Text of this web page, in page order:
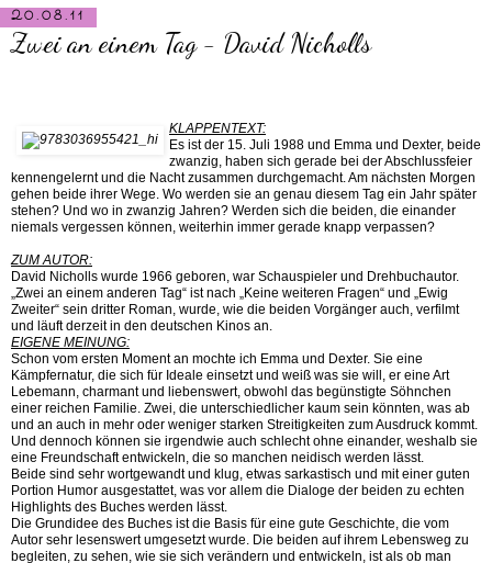
20.08.11
Zwei an einem Tag - David Nicholls
KLAPPENTEXT:
Es ist der 15. Juli 1988 und Emma und Dexter, beide
zwanzig, haben sich gerade bei der Abschlussfeier
kennengelernt und die Nacht zusammen durchgemacht. Am nächsten Morgen
gehen beide ihrer Wege. Wo werden sie an genau diesem Tag ein Jahr später
stehen? Und wo in zwanzig Jahren? Werden sich die beiden, die einander
niemals vergessen können, weiterhin immer gerade knapp verpassen?
ZUM AUTOR:
David Nicholls wurde 1966 geboren, war Schauspieler und Drehbuchautor.
„Zwei an einem anderen Tag“ ist nach „Keine weiteren Fragen“ und „Ewig
Zweiter“ sein dritter Roman, wurde, wie die beiden Vorgänger auch, verfilmt
und läuft derzeit in den deutschen Kinos an.
EIGENE MEINUNG:
Schon vom ersten Moment an mochte ich Emma und Dexter. Sie eine
Kämpfernatur, die sich für Ideale einsetzt und weiß was sie will, er eine Art
Lebemann, charmant und liebenswert, obwohl das begünstigte Söhnchen
einer reichen Familie. Zwei, die unterschiedlicher kaum sein könnten, was ab
und an auch in mehr oder weniger starken Streitigkeiten zum Ausdruck kommt.
Und dennoch können sie irgendwie auch schlecht ohne einander, weshalb sie
eine Freundschaft entwickeln, die so manchen neidisch werden lässt.
Beide sind sehr wortgewandt und klug, etwas sarkastisch und mit einer guten
Portion Humor ausgestattet, was vor allem die Dialoge der beiden zu echten
Highlights des Buches werden lässt.
Die Grundidee des Buches ist die Basis für eine gute Geschichte, die vom
Autor sehr lesenswert umgesetzt wurde. Die beiden auf ihrem Lebensweg zu
begleiten, zu sehen, wie sie sich verändern und entwickeln, ist als ob man